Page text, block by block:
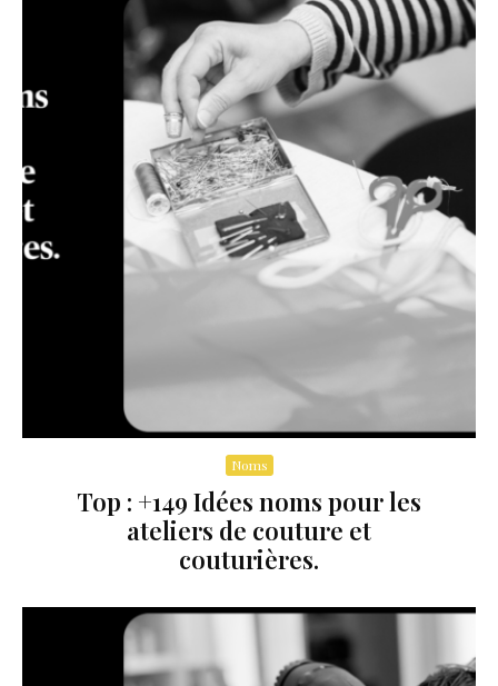
Noms
Top : +149 Idées noms pour les
ateliers de couture et
couturières.